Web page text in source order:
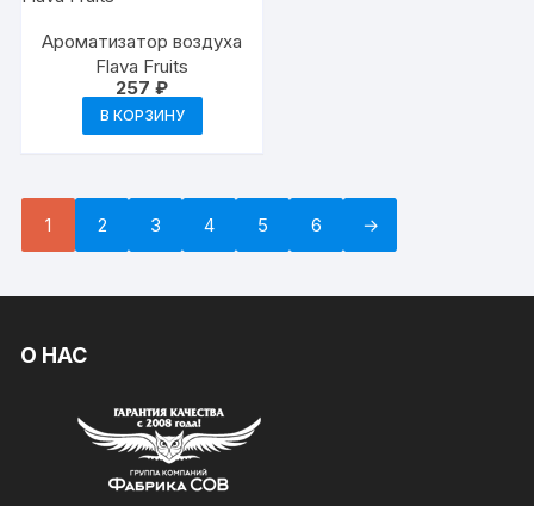
Ароматизатор воздуха
Flava Fruits
257₽
В КОРЗИНУ
1 2 3 4 5 6 →
О НАС